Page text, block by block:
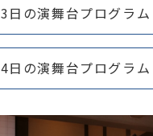
3日の演舞台プログラム
4日の演舞台プログラム